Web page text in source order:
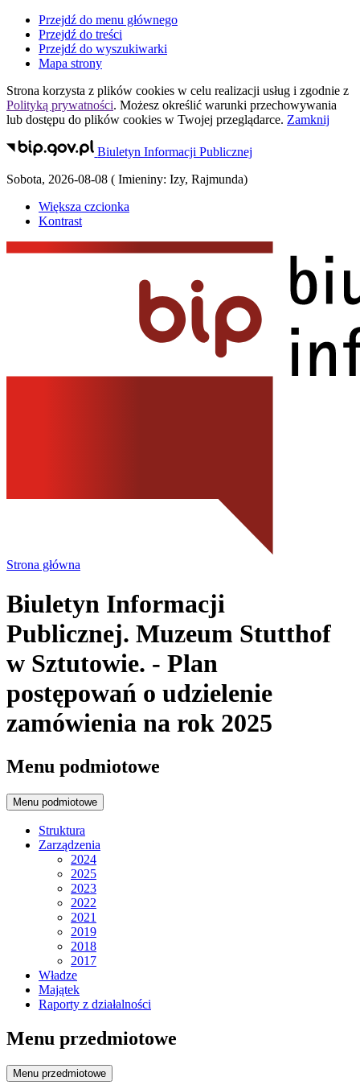
Przejdź do menu głównego
Przejdź do treści
Przejdź do wyszukiwarki
Mapa strony
Strona korzysta z plików cookies w celu realizacji usług i zgodnie z
Polityką prywatności. Możesz określić warunki przechowywania
lub dostępu do plików cookies w Twojej przeglądarce. Zamknij
Biuletyn Informacji Publicznej
Sobota, 2026-08-08 ( Imieniny: Izy, Rajmunda)
Większa czcionka
Kontrast
Strona główna
Biuletyn Informacji
Publicznej. Muzeum Stutthof
w Sztutowie. - Plan
postępowań o udzielenie
zamówienia na rok 2025
Menu podmiotowe
Menu podmiotowe
Struktura
Zarządzenia
2024
2025
2023
2022
2021
2019
2018
2017
Władze
Majątek
Raporty z działalności
Menu przedmiotowe
Menu przedmiotowe